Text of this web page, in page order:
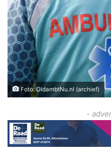
Foto: OldambtNu.nl (archief)
-